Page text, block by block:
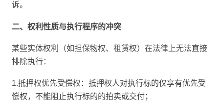
诉。
二、权利性质与执行程序的冲突
某些实体权利（如担保物权、租赁权）在法律上无法直接
排除执行：
1.抵押权优先受偿权：抵押权人对执行标的仅享有优先受
偿权，不能阻止执行标的的拍卖或交付；